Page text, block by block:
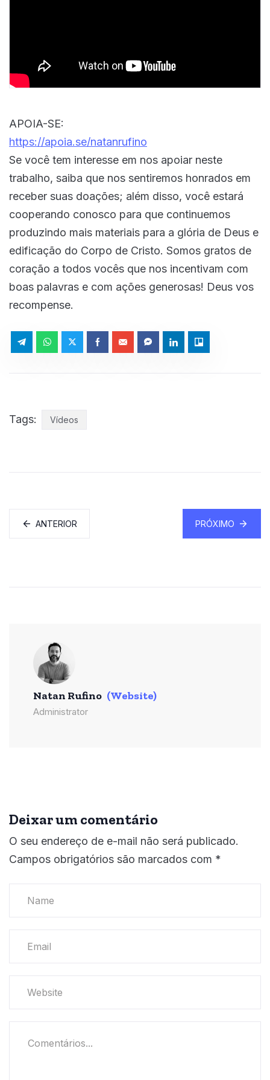
APOIA-SE:
https://apoia.se/natanrufino
Se você tem interesse em nos apoiar neste
trabalho, saiba que nos sentiremos honrados em
receber suas doações; além disso, você estará
cooperando conosco para que continuemos
produzindo mais materiais para a glória de Deus e
edificação do Corpo de Cristo. Somos gratos de
coração a todos vocês que nos incentivam com
boas palavras e com ações generosas! Deus vos
recompense.
Tags: Vídeos
ANTERIOR PRÓXIMO
Natan Rufino (Website)
Administrator
Deixar um comentário
O seu endereço de e-mail não será publicado.
Campos obrigatórios são marcados com *